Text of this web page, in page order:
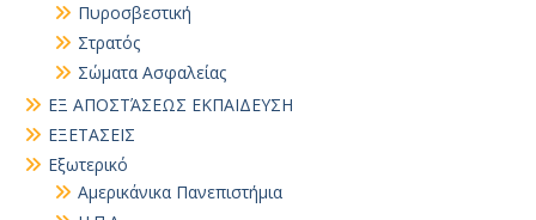
Πυροσβεστική
Στρατός
Σώματα Ασφαλείας
ΕΞ ΑΠΟΣΤΆΣΕΩΣ ΕΚΠΑΙΔΕΥΣΗ
ΕΞΕΤΑΣΕΙΣ
Εξωτερικό
Αμερικάνικα Πανεπιστήμια